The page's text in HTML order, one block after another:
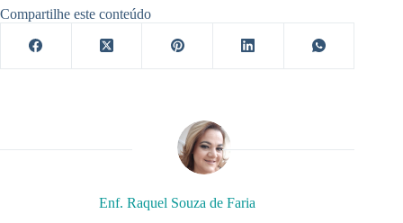
Compartilhe este conteúdo
Enf. Raquel Souza de Faria